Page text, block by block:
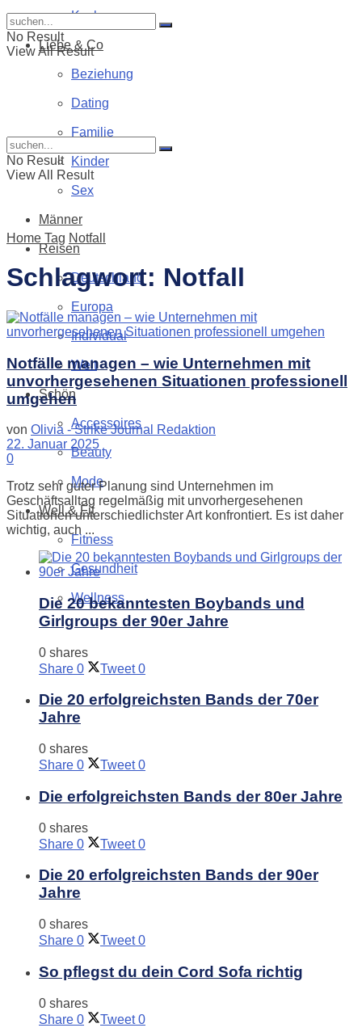
Kochen
Liebe & Co
Beziehung
Dating
Familie
Kinder
Sex
Männer
Reisen
Deutschland
Europa
Individual
Welt
Schön
Accessoires
Beauty
Mode
Well & Fit
Fitness
Gesundheit
Wellness
No Result
View All Result
No Result
View All Result
Home Tag Notfall
Schlagwort: Notfall
Notfälle managen – wie Unternehmen mit
unvorhergesehenen Situationen professionell
umgehen
von Olivia - Strike Journal Redaktion
22. Januar 2025
0
Trotz sehr guter Planung sind Unternehmen im
Geschäftsalltag regelmäßig mit unvorhergesehenen
Situationen unterschiedlichster Art konfrontiert. Es ist daher
wichtig, auch ...
Die 20 bekanntesten Boybands und
Girlgroups der 90er Jahre
0 shares
Share 0 Tweet 0
Die 20 erfolgreichsten Bands der 70er
Jahre
0 shares
Share 0 Tweet 0
Die erfolgreichsten Bands der 80er Jahre
0 shares
Share 0 Tweet 0
Die 20 erfolgreichsten Bands der 90er
Jahre
0 shares
Share 0 Tweet 0
So pflegst du dein Cord Sofa richtig
0 shares
Share 0 Tweet 0